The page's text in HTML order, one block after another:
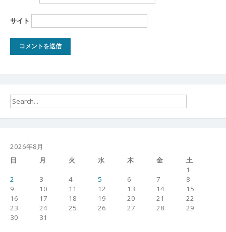
サイト
2026年8月
日
月 火 水 木 金
土
1
2
3 4 5 6 7
8
9
10 11 12 13 14
15
16
17 18 19 20 21
22
23
24 25 26 27 28
29
30
31